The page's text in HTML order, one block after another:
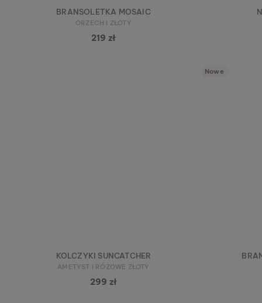
BRANSOLETKA MOSAIC
ORZECH I ZŁOTY
219 zł
KOLCZYKI SUNCATCHER
AMETYST I RÓŻOWE ZŁOTY
299 zł
Nowe